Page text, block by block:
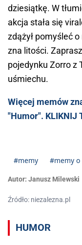
dziesiątkę. W
akcja stała się
zdążył pomyśleć
zna litości.
pojedynku Zorro z
uśmiechu.
Więcej memów
"Humor". KLIKNIJ
#memy #memy o
Autor: Janusz Milewski
Źródło: niezalezna.pl
HUMOR